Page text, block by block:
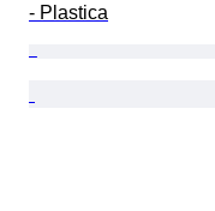
- Plastica